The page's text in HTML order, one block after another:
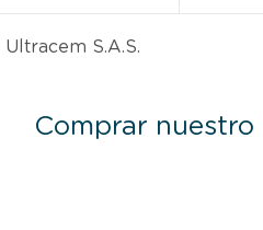
Ultracem S.A.S.
Comprar